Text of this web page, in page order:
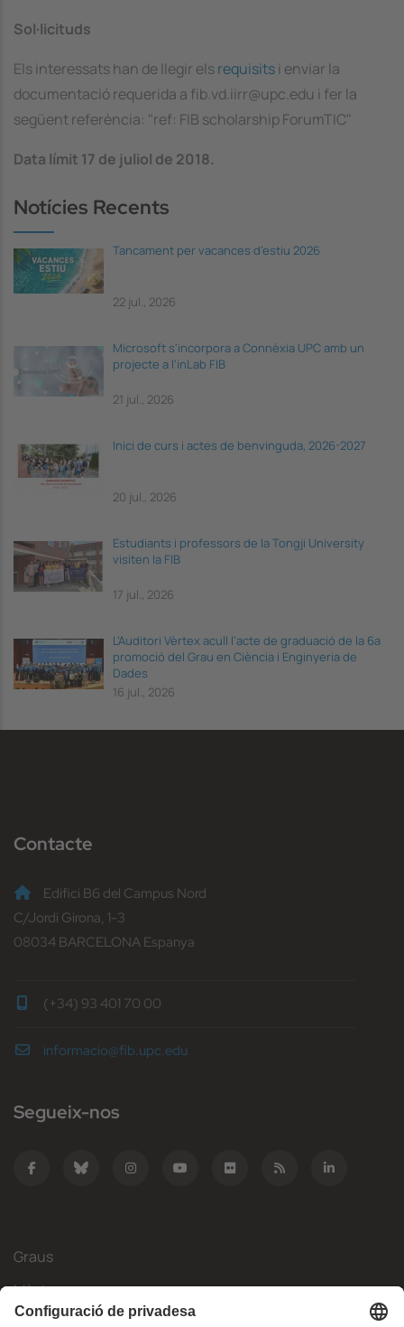
Sol·licituds
Els interessats han de llegir elsrequisitsi enviar la
documentació requerida a fib.vd.iirr@upc.edu i fer la
següent referència: "ref: FIB scholarship ForumTIC"
Data límit 17 de juliol de 2018.
Notícies Recents
Tancament per vacances d'estiu 2026
22 jul., 2026
Microsoft s'incorpora a Connèxia UPC amb un
projecte a l'inLab FIB
21 jul., 2026
Inici de curs i actes de benvinguda, 2026-2027
20 jul., 2026
Estudiants i professors de la Tongji University
visiten la FIB
17 jul., 2026
L’Auditori Vèrtex acull l’acte de graduació de la 6a
promoció del Grau en Ciència i Enginyeria de
Dades
16 jul., 2026
Contacte
Edifici B6 del Campus Nord
C/Jordi Girona, 1-3
08034 BARCELONA Espanya
(+34) 93 401 70 00
informacio@fib.upc.edu
Segueix-nos
Graus
Màsters
Mobilitat Internacional